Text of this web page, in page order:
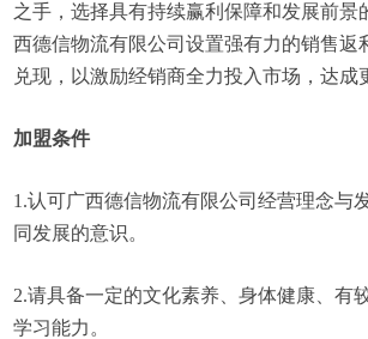
之手，选择具有持续赢利保障和发展前景
西德信物流有限公司设置强有力的销售返
兑现，以激励经销商全力投入市场，达成
加盟条件
1.认可广西德信物流有限公司经营理念与
同发展的意识。
2.请具备一定的文化素养、身体健康、有
学习能力。